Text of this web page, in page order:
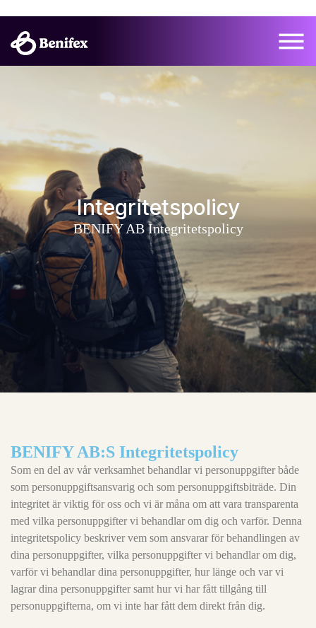
Integritetspolicy
BENIFY AB Integritetspolicy
BENIFY AB:S Integritetspolicy
Som en del av vår verksamhet behandlar vi personuppgifter både
som personuppgiftsansvarig och som personuppgiftsbiträde. Din
integritet är viktig för oss och vi är måna om att vara transparenta
med vilka personuppgifter vi behandlar om dig och varför. Denna
integritetspolicy beskriver vem som ansvarar för behandlingen av
dina personuppgifter, vilka personuppgifter vi behandlar om dig,
varför vi behandlar dina personuppgifter, hur länge och var vi
lagrar dina personuppgifter samt hur vi har fått tillgång till
personuppgifterna, om vi inte har fått dem direkt från dig.